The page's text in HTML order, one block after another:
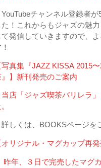
YouTubeチャンネル登録者が
た！これからもジャズの魅
て発信していきますので、
写真集『JAZZ KISSA 2015
』】新刊発売のご案内
当店「ジャズ喫茶バリレラ
しくは、BOOKSページを
リジナル・マグカップ再発
昨年、３日で完売したマグ